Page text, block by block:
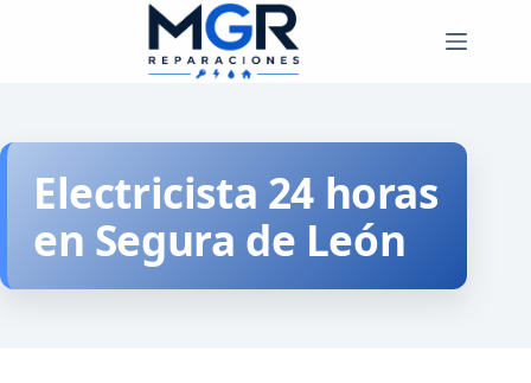
Electricista 24 horas
en Segura de León